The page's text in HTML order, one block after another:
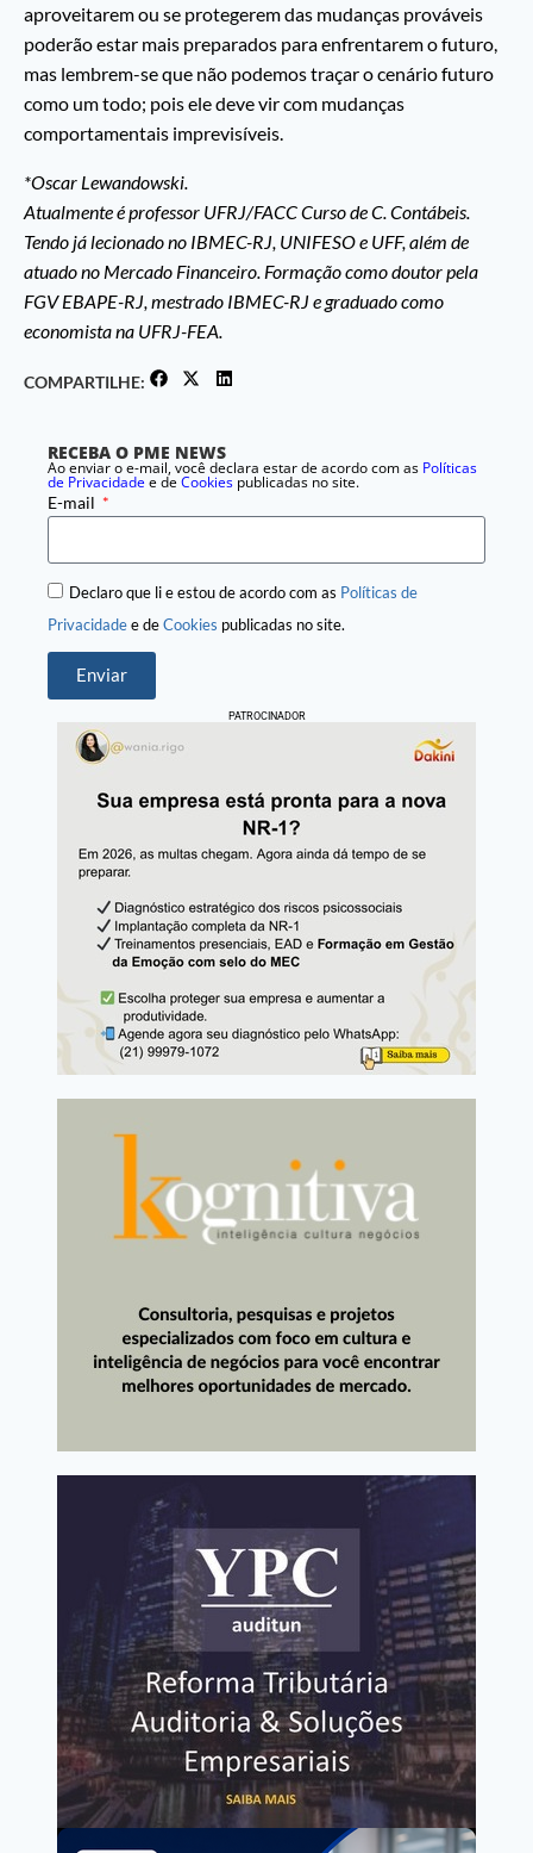
aproveitarem ou se protegerem das mudanças prováveis
poderão estar mais preparados para enfrentarem o futuro,
mas lembrem-se que não podemos traçar o cenário futuro
como um todo; pois ele deve vir com mudanças
comportamentais imprevisíveis.
*Oscar Lewandowski.
Atualmente é professor UFRJ/FACC Curso de C. Contábeis.
Tendo já lecionado no IBMEC-RJ, UNIFESO e UFF, além de
atuado no Mercado Financeiro. Formação como doutor pela
FGV EBAPE-RJ, mestrado IBMEC-RJ e graduado como
economista na UFRJ-FEA.
COMPARTILHE:
RECEBA O PME NEWS
Ao enviar o e-mail, você declara estar de acordo com as Políticas
de Privacidadee deCookies publicadas no site.
E-mail
Declaro que li e estou de acordo com as Políticas de
Privacidadee deCookies publicadas no site.
Enviar
PATROCINADOR